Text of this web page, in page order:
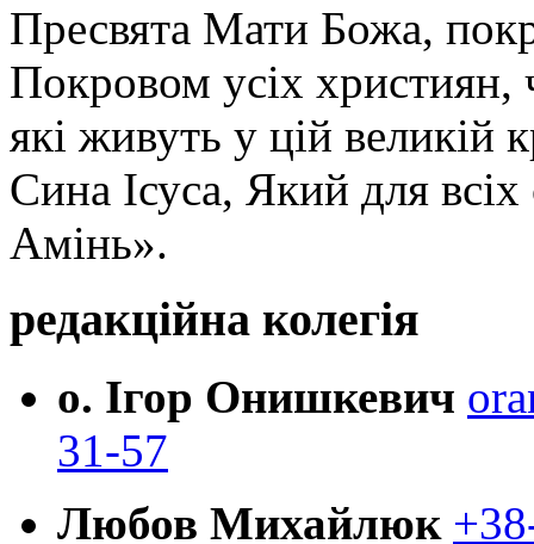
Пресвята Мати Божа,
Покровом усіх християн,
які живуть у цій великій
Сина Ісуса, Який для
Амінь».
редакційна колегія
о. Ігор Онишкевич
31-57
Любов Михайлюк